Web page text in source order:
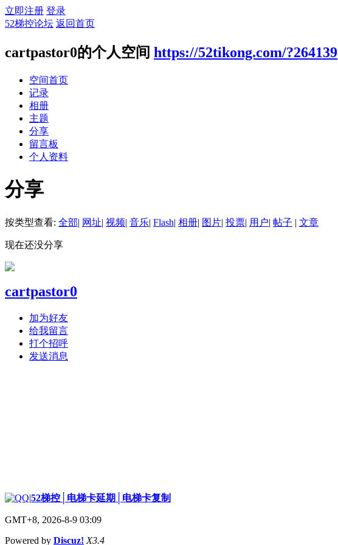
立即注册 登录
52梯控论坛 返回首页
cartpastor0的个人空间 https://52tikong.com/?264139
空间首页
记录
相册
主题
分享
留言板
个人资料
分享
按类型查看: 全部| 网址| 视频| 音乐| Flash| 相册| 图片| 投票| 用户| 帖子 | 文章
现在还没分享
cartpastor0
加为好友
给我留言
打个招呼
发送消息
|52梯控│电梯卡延期│电梯卡复制
GMT+8, 2026-8-9 03:09
Powered by Discuz! X3.4